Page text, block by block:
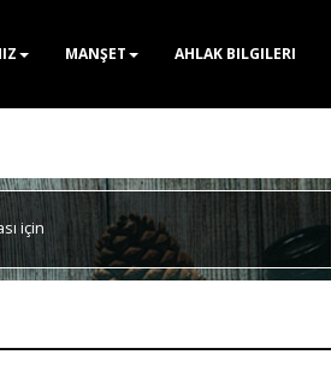
MANŞET AHLAK BILGILERI
için